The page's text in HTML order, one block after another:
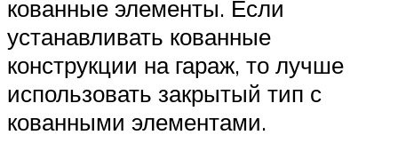
кованные элементы. Если
устанавливать кованные
конструкции на гараж, то лучше
использовать закрытый тип с
кованными элементами.